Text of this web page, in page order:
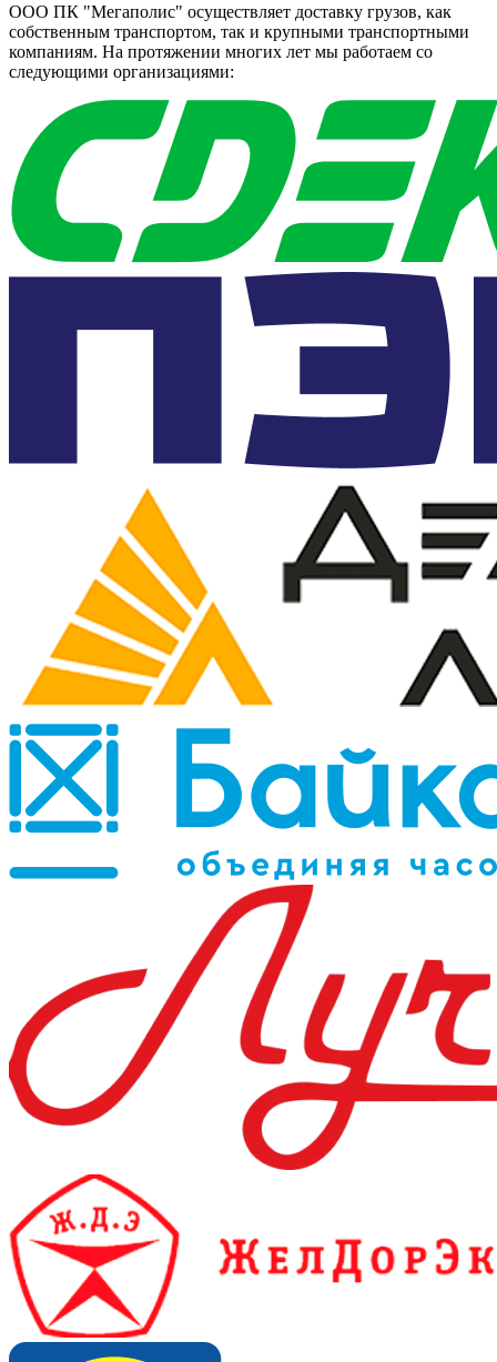
ООО ПК "Мегаполис" осуществляет доставку грузов, как
собственным транспортом, так и крупными транспортными
компаниям. На протяжении многих лет мы работаем со
следующими организациями: